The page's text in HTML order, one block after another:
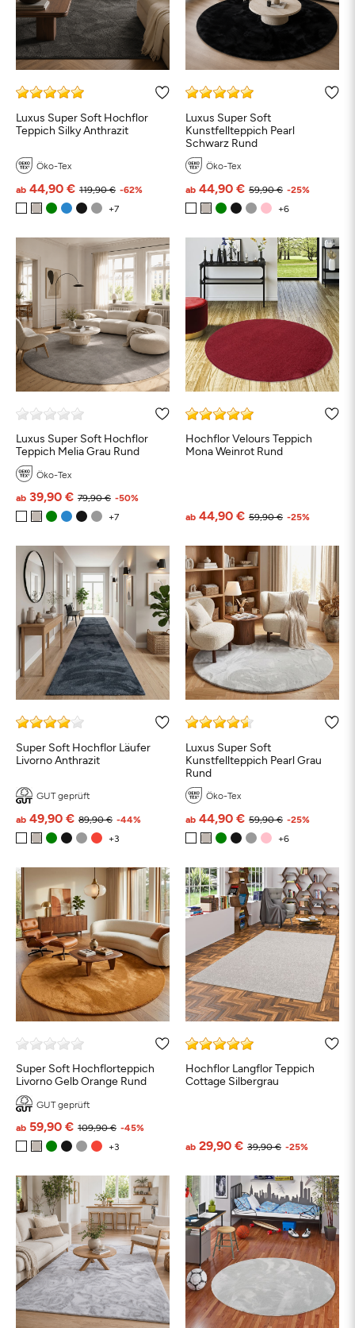
Luxus Super Soft Hochflor
Teppich Silky Anthrazit
Öko-Tex
119,90 €
ab 44,90 € -62%
Luxus Super Soft
Kunstfellteppich Pearl
Schwarz Rund
Öko-Tex
59,90 €
ab 44,90 € -25%
Luxus Super Soft Hochflor
Teppich Melia Grau Rund
Öko-Tex
79,90 €
ab 39,90 € -50%
Hochflor Velours Teppich
Mona Weinrot Rund
59,90 €
ab 44,90 € -25%
Super Soft Hochflor Läufer
Livorno Anthrazit
GUT geprüft
89,90 €
ab 49,90 € -44%
Luxus Super Soft
Kunstfellteppich Pearl Grau
Rund
Öko-Tex
59,90 €
ab 44,90 € -25%
Super Soft Hochflorteppich
Livorno Gelb Orange Rund
GUT geprüft
109,90 €
ab 59,90 € -45%
Hochflor Langflor Teppich
Cottage Silbergrau
39,90 €
ab 29,90 € -25%